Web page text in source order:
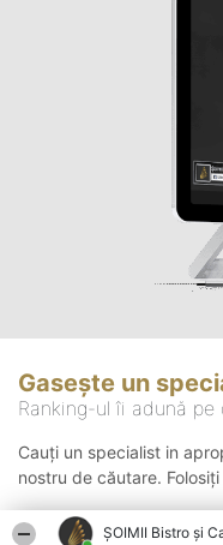
ȘOIMII Bistro și
Gasește un
Ranking-ul îi adună
Cauți un specialist in
nostru de căutare.